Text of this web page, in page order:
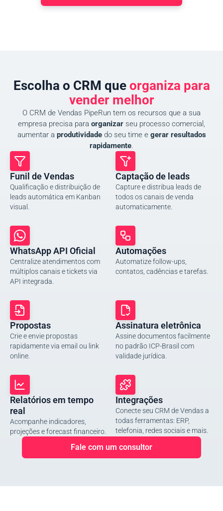
Escolha o CRM que organiza para
vender melhor
O CRM de Vendas PipeRun tem os recursos que a sua
empresa precisa para organizar seu processo comercial,
aumentar a produtividadedo seu time e gerar resultados
rapidamente.
Funil de Vendas
Qualificação e distribuição de
leads automática em Kanban
visual.
Captação de leads
Capture e distribua leads de
todos os canais de venda
automaticamente.
WhatsApp API Oficial
Centralize atendimentos com
múltiplos canais e tickets via
API integrada.
Automações
Automatize follow-ups,
contatos, cadências e tarefas.
Propostas
Crie e envie propostas
rapidamente via email ou link
online.
Assinatura eletrônica
Assine documentos facilmente
no padrão ICP-Brasil com
validade jurídica.
Relatórios em tempo
real
Acompanhe indicadores,
projeções e forecast financeiro.
Integrações
Conecte seu CRM de Vendas a
todas ferramentas: ERP,
telefonia, redes sociais e mais.
Fale com um consultor